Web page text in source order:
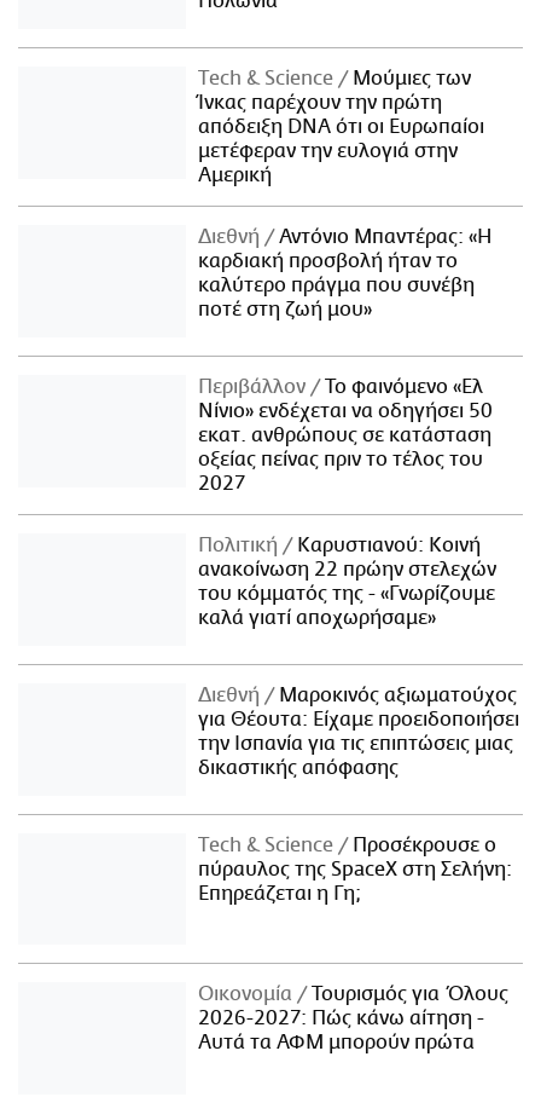
Τech & Science
Μούμιες των
Ίνκας παρέχουν την πρώτη
απόδειξη DNA ότι οι Ευρωπαίοι
μετέφεραν την ευλογιά στην
Αμερική
Διεθνή
Αντόνιο Μπαντέρας: «Η
καρδιακή προσβολή ήταν το
καλύτερο πράγμα που συνέβη
ποτέ στη ζωή μου»
Περιβάλλον
Το φαινόμενο «Ελ
Νίνιο» ενδέχεται να οδηγήσει 50
εκατ. ανθρώπους σε κατάσταση
οξείας πείνας πριν το τέλος του
2027
Πολιτική
Καρυστιανού: Κοινή
ανακοίνωση 22 πρώην στελεχών
του κόμματός της - «Γνωρίζουμε
καλά γιατί αποχωρήσαμε»
Διεθνή
Μαροκινός αξιωματούχος
για Θέουτα: Είχαμε προειδοποιήσει
την Ισπανία για τις επιπτώσεις μιας
δικαστικής απόφασης
Τech & Science
Προσέκρουσε ο
πύραυλος της SpaceX στη Σελήνη:
Επηρεάζεται η Γη;
Οικονομία
Τουρισμός για Όλους
2026-2027: Πώς κάνω αίτηση -
Αυτά τα ΑΦΜ μπορούν πρώτα